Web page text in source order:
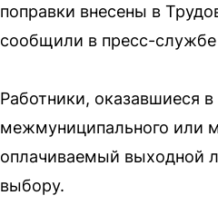
поправки внесены в
сообщили в пресс-
Работники, оказавшиеся
межмуниципального или
оплачиваемый выходной
выбору.